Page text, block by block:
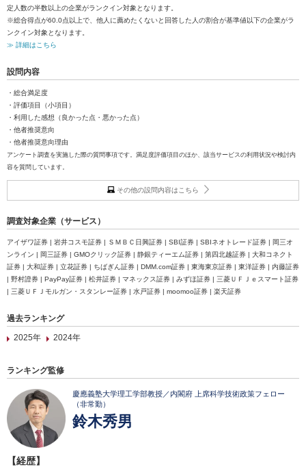
定人数の半数以上の企業がランクイン対象となります。
※総合得点が60.0点以上で、他人に薦めたくないと回答した人の割合が基準値以下の企業がラ
ンクイン対象となります。
≫ 詳細はこちら
設問内容
・総合満足度
・評価項目（小項目）
・利用した感想（良かった点・悪かった点）
・他者推奨意向
・他者推奨意向理由
アンケート調査を実施した際の質問事項です。満足度評価項目のほか、該当サービスの利用状況や検討内
容を質問しています。
その他の設問内容はこちら
調査対象企業（サービス）
アイザワ証券 | 岩井コスモ証券 | ＳＭＢＣ日興証券 | SBI証券 | SBIネオトレード証券 | 岡三オ
ンライン | 岡三証券 | GMOクリック証券 | 静銀ティーエム証券 | 第四北越証券 | 大和コネクト
証券 | 大和証券 | 立花証券 | ちばぎん証券 | DMM.com証券 | 東海東京証券 | 東洋証券 | 内藤証券
| 野村證券 | PayPay証券 | 松井証券 | マネックス証券 | みずほ証券 | 三菱ＵＦＪｅスマート証券
| 三菱ＵＦＪモルガン・スタンレー証券 | 水戸証券 | moomoo証券 | 楽天証券
過去ランキング
2025年
2024年
ランキング監修
慶應義塾大学理工学部教授／内閣府 上席科学技術政策フェロー
（非常勤）
鈴木秀男
【経歴】